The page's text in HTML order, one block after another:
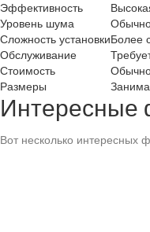
Эффективность
Уровень шума
Сложность установкиБолее
Обслуживание
Стоимость
Размеры
Интересные
Вот несколько интересных